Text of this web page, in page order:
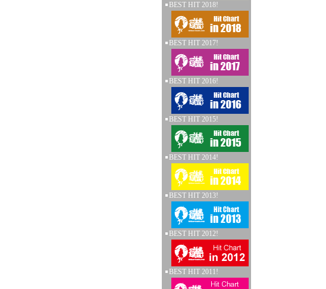
BEST HIT 2018!
BEST HIT 2017!
BEST HIT 2016!
BEST HIT 2015!
BEST HIT 2014!
BEST HIT 2013!
BEST HIT 2012!
BEST HIT 2011!